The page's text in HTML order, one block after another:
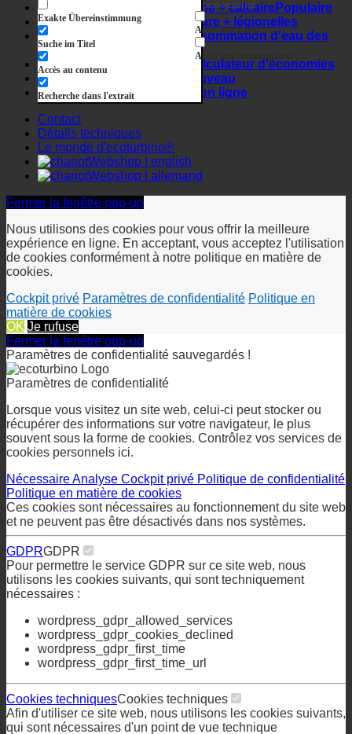
Contact
Détails techniques
Le monde d'ecoturbino®
Webshop | allemand
Fermer la fenêtre pop-up
Nous utilisons des cookies pour vous offrir la meilleure
expérience en ligne. En acceptant, vous acceptez l'utilisation
de cookies conformément à notre politique en matière de
cookies.
Cockpit privé Paramètres de confidentialité Politique en
OK Je rufuse
Fermer la fenêtre pop-up
Paramètres de confidentialité sauvegardés !
Lorsque vous visitez un site web, celui-ci peut stocker ou
récupérer des informations sur votre navigateur, le plus
souvent sous la forme de cookies. Contrôlez vos services de
cookies personnels ici.
Nécessaire AnalyseCockpit privé
Ces cookies sont nécessaires au fonctionnement du site web
et ne peuvent pas être désactivés dans nos systèmes.
GDPRGDPR
utilisons les cookies suivants, qui sont techniquement
nécessaires :
wordpress_gdpr_allowed_services
wordpress_gdpr_cookies_declined
wordpress_gdpr_first_time
wordpress_gdpr_first_time_url
Cookies techniques
Afin d'utiliser ce site web, nous utilisons les cookies suivants,
qui sont nécessaires d'un point de vue technique
wordpress_test_cookie
wordpress_logged_in
wordpress_sec
tk_lr
tk_or
tk_r3d